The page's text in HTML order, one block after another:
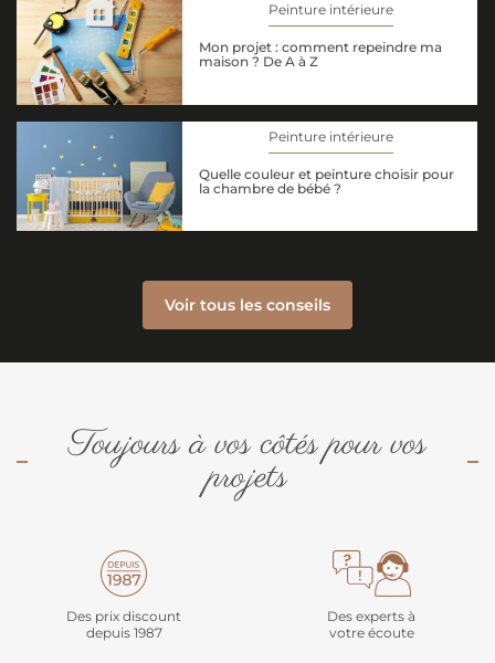
Peinture intérieure
Mon projet : comment repeindre ma
maison ? De A à Z
Peinture intérieure
Quelle couleur et peinture choisir pour
la chambre de bébé ?
Voir tous les conseils
Toujours à vos côtés pour vos
projets
Des prix discount
depuis 1987
Des experts à
votre écoute